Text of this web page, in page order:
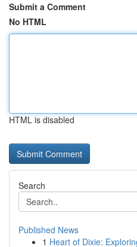
Submit a Comment
No HTML
HTML is disabled
Search
Published News
1 Heart of Dixie: